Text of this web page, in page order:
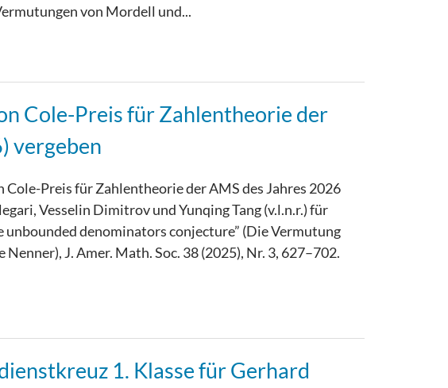
von Mordell und...
Cole-Preis für Zahlentheorie der
vergeben
Cole-Preis für Zahlentheorie der AMS des Jahres 2026
Vesselin Dimitrov und Yunqing Tang (v.l.n.r.) für
unbounded denominators conjecture” (Die Vermutung
Nenner), J. Amer. Math. Soc. 38 (2025), Nr. 3, 627–702.
1. Klasse für Gerhard